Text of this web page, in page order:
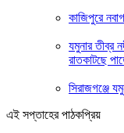
কাজিপুরে
যমুনার তীব্র
রাতকাটছে
সিরাজগঞ্জে
এই সপ্তাহের পাঠকপ্রিয়